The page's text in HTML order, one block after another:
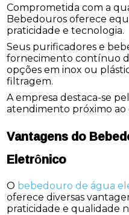
Comprometida com a
Bebedouros oferece
praticidade e tecnologia.
Seus purificadores e
fornecimento contínuo
opções em inox ou
filtragem.
A empresa destaca-se
atendimento próximo ao
Vantagens do
Eletrônico
O bebedouro de água
oferece diversas
praticidade e qualidade